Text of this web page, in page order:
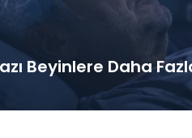
Beyinlere Daha